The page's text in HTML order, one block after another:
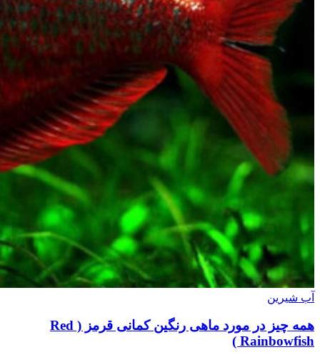
آب شیرین
همه چیز در مورد ماهی رنگین کمانی قرمز ( Red
Rainbowfish )